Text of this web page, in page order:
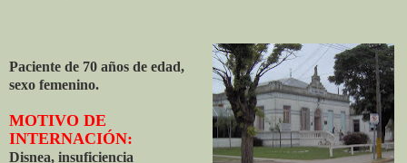
Paciente de 70 años de edad,
sexo femenino.
MOTIVO DE
INTERNACIÓN:
Disnea, insuficiencia